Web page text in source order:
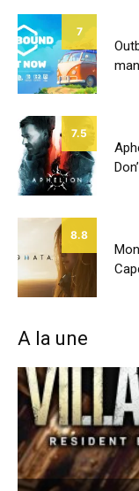
7
7.5
8.8
A la une